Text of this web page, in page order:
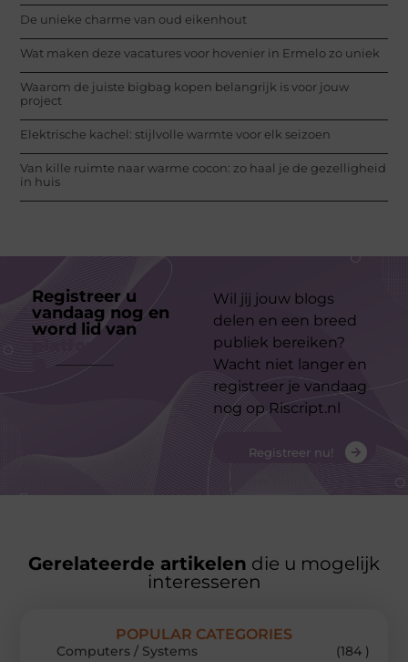
De unieke charme van oud eikenhout
Wat maken deze vacatures voor hovenier in Ermelo zo uniek
Waarom de juiste bigbag kopen belangrijk is voor jouw
project
Elektrische kachel: stijlvolle warmte voor elk seizoen
Van kille ruimte naar warme cocon: zo haal je de gezelligheid
in huis
Registreer u
vandaag nog en
word lid van
Wil jij jouw blogs
delen en een breed
publiek bereiken?
Wacht niet langer en
registreer je vandaag
nog op Riscript.nl
Registreer nu!
Gerelateerde artikelen die u mogelijk
interesseren
POPULAR CATEGORIES
Computers / Systems
(184 )